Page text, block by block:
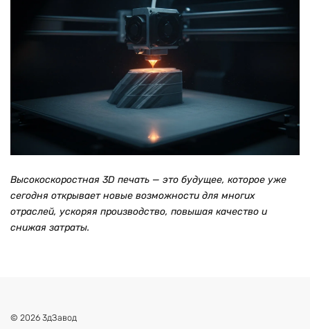
Высокоскоростная 3D печать — это будущее, которое уже
сегодня открывает новые возможности для многих
отраслей, ускоряя производство, повышая качество и
снижая затраты.
© 2026 3дЗавод